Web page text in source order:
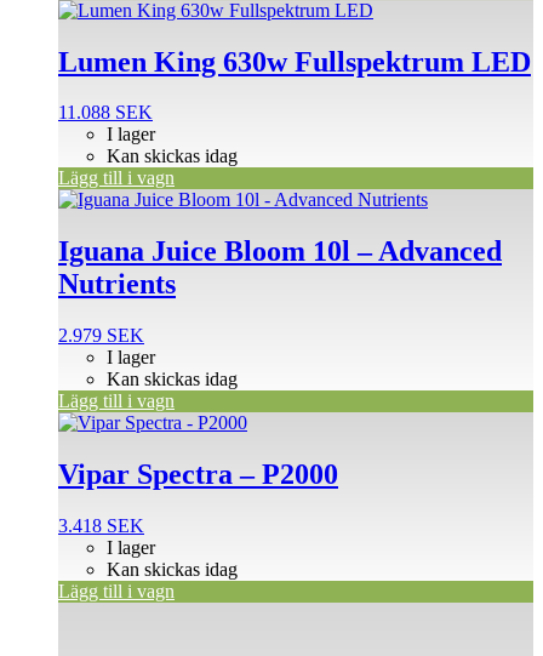
Lumen King 630w Fullspektrum LED
11.088 SEK
I lager
Kan skickas idag
Lägg till i vagn
Iguana Juice Bloom 10l – Advanced
Nutrients
2.979 SEK
I lager
Kan skickas idag
Lägg till i vagn
Vipar Spectra – P2000
3.418 SEK
I lager
Kan skickas idag
Lägg till i vagn